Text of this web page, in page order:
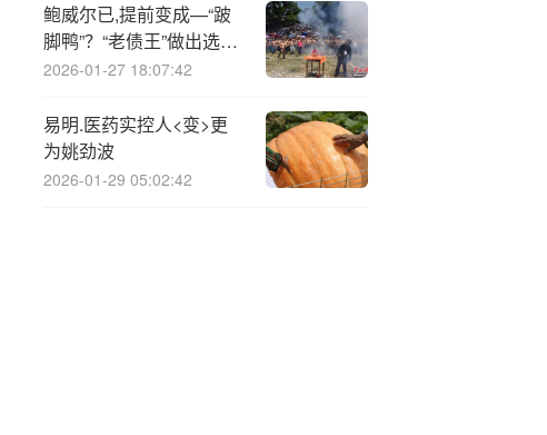
鲍威尔已,提前变成—“跛
脚鸭”？“老债王”做出选
择：抛售美债！
2026-01-27 18:07:42
易明.医药实控人<变>更
为姚劲波
2026-01-29 05:02:42